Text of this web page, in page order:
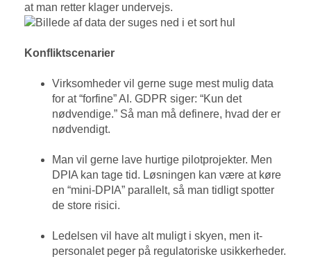
at man retter klager undervejs.
Konfliktscenarier
Virksomheder vil gerne suge mest mulig data
for at “forfine” AI. GDPR siger: “Kun det
nødvendige.” Så man må definere, hvad der er
nødvendigt.
Man vil gerne lave hurtige pilotprojekter. Men
DPIA kan tage tid. Løsningen kan være at køre
en “mini-DPIA” parallelt, så man tidligt spotter
de store risici.
Ledelsen vil have alt muligt i skyen, men it-
personalet peger på regulatoriske usikkerheder.